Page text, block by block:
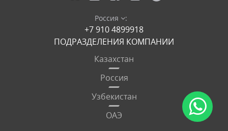
Россия :
+7 910 4899918
ПОДРАЗДЕЛЕНИЯ КОМПАНИИ
Казахстан
Россия
Узбекистан
ОАЭ